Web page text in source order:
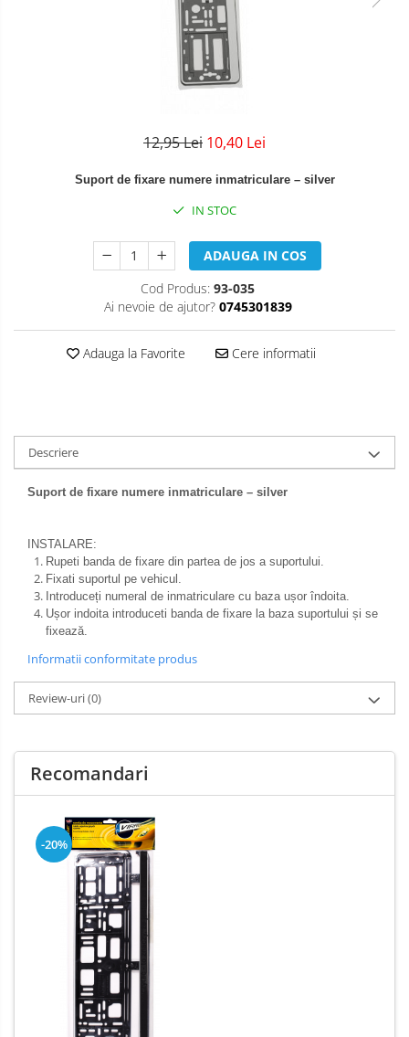
12,95 Lei 10,40 Lei
Suport de fixare numere inmatriculare – silver
IN STOC
ADAUGA IN COS
Cod Produs: 93-035
Ai nevoie de ajutor? 0745301839
Adauga la Favorite Cere informatii
Descriere
Suport de fixare numere inmatriculare – silver
INSTALARE:
Rupeti banda de fixare din partea de jos a suportului.
Fixati suportul pe vehicul.
Introduceți numeral de inmatriculare cu baza ușor îndoita.
Ușor indoita introduceti banda de fixare la baza suportului și se
fixează.
Informatii conformitate produs
Review-uri(0)
Recomandari
-20%